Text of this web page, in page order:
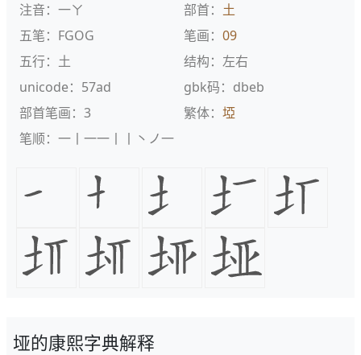
注音：一ㄚ
部首： 土
五笔：FGOG
笔画： 09
五行：土
结构：左右
unicode：57ad
gbk码：dbeb
部首笔画：3
繁体： 埡
笔顺：一丨一一丨丨丶ノ一
垭的康熙字典解释